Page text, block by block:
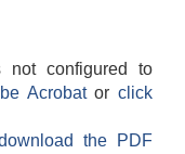
not configured to
Acrobatorclick
the PDF